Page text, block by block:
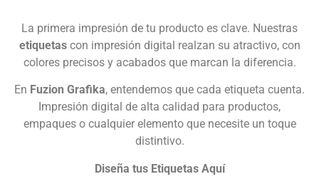
La primera impresión de tu producto es clave. Nuestras
etiquetascon impresión digital realzan su atractivo, con
colores precisos y acabados que marcan la diferencia.
En Fuzion Grafika, entendemos que cada etiqueta cuenta.
Impresión digital de alta calidad para productos,
empaques o cualquier elemento que necesite un toque
distintivo.
Diseña tus Etiquetas Aquí